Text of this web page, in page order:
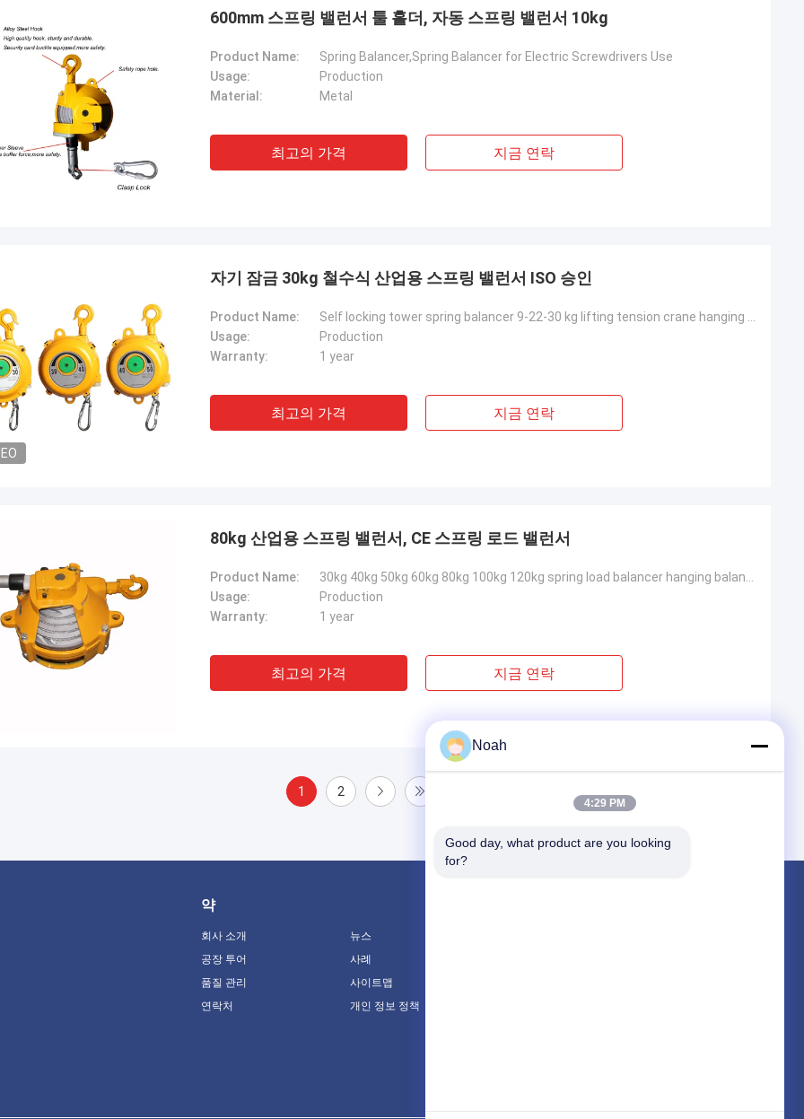
600mm 스프링 밸런서 툴 홀더, 자동 스프링 밸런서 10kg
Product Name:
Spring Balancer,Spring Balancer for Electric Screwdrivers Use
Usage:
Production
Material:
Metal
최고의 가격 지금 연락
자기 잠금 30kg 철수식 산업용 스프링 밸런서 ISO 승인
Product Name:
Usage:
Production
Warranty:
1 year
최고의 가격 지금 연락
80kg 산업용 스프링 밸런서, CE 스프링 로드 밸런서
Product Name:
Usage:
Production
Warranty:
1 year
최고의 가격 지금 연락
1 2
약
회사 소개
공장 투어
품질 관리
연락처
뉴스
사례
사이트맵
개인 정보 정책
Noah
4:29 PM
Good day, what product are you looking
for?